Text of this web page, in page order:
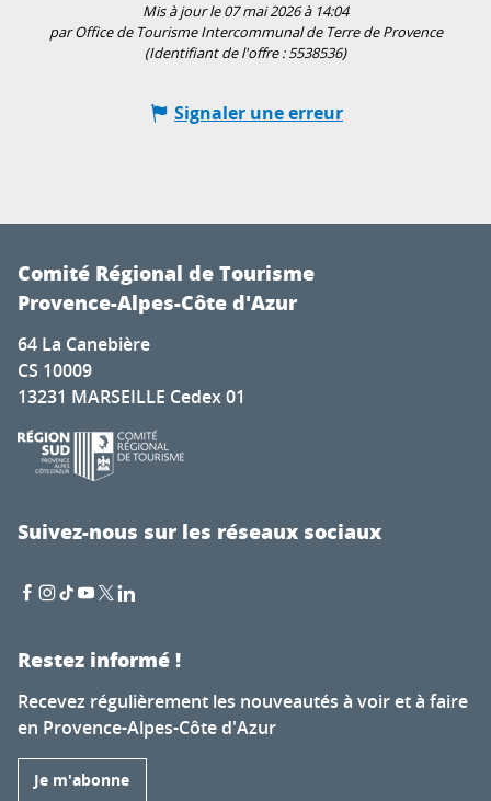
Mis à jour le 07 mai 2026 à 14:04
par Office de Tourisme Intercommunal de Terre de Provence
(Identifiant de l'offre :5538536)
Signaler une erreur
Comité Régional de Tourisme
Provence-Alpes-Côte d'Azur
64 La Canebière
CS 10009
13231 MARSEILLE Cedex 01
Suivez-nous sur les réseaux sociaux
Restez informé !
Recevez régulièrement les nouveautés à voir et à faire
en Provence-Alpes-Côte d'Azur
Je m'abonne